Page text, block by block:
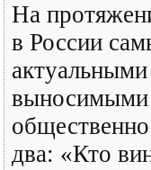
На
в России
выносимыми
два: «Кто